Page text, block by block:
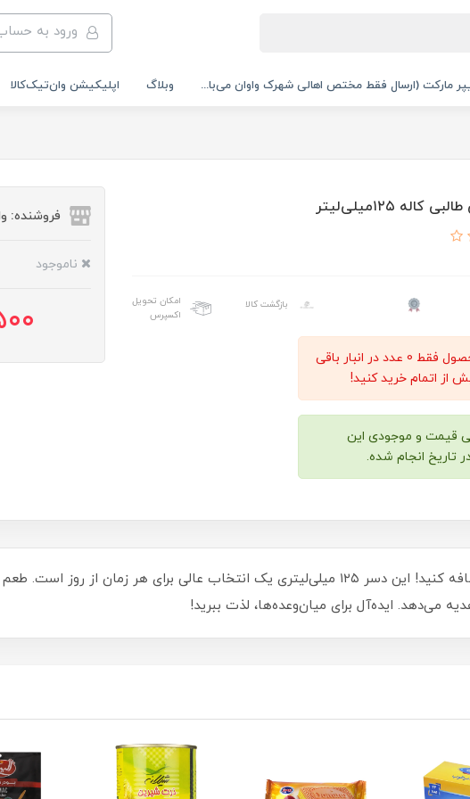
ورود به
مارکت (ارسال فقط مختص اهالی شهرک واوان می‌با... وبلاگ اپلیکیشن وان‌تیک‌کالا‌
۱۲۵میلی‌لیتر
بازگشت کالا
امکان تحویل
اکسپرس
از این محصول فقط 0 عدد در انبار باقی
از اتمام خرید کنید!
قیمت و موجودی این
تاریخ انجام شده.
فروشنده:
ناموجود
با دسر شیری طالبی کاله، تجربه‌ای شیرین و خنک را به لحظات خود اضافه کنید! این دسر ۱۲۵ میلی‌لیتری یک انتخاب عالی برای هر زمان از
می‌دهد. ایده‌آل برای میان‌وعده‌ها، لذت ببرید!